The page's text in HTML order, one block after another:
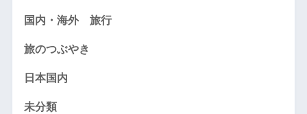
国内・海外 旅行
旅のつぶやき
日本国内
未分類